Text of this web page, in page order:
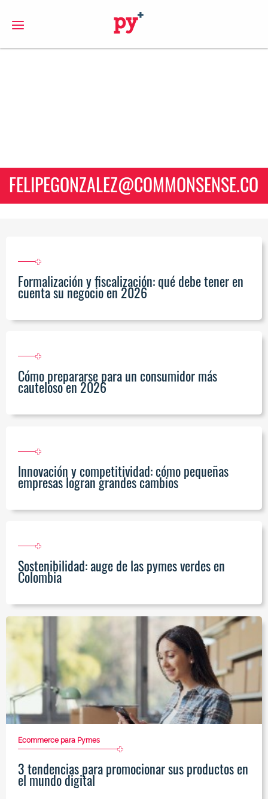
FELIPEGONZALEZ@COMMONSENSE.CO
Formalización y fiscalización: qué debe tener en
cuenta su negocio en 2026
Cómo prepararse para un consumidor más
cauteloso en 2026
Innovación y competitividad: cómo pequeñas
empresas logran grandes cambios
Sostenibilidad: auge de las pymes verdes en
Colombia
Ecommerce para Pymes
3 tendencias para promocionar sus productos en
el mundo digital